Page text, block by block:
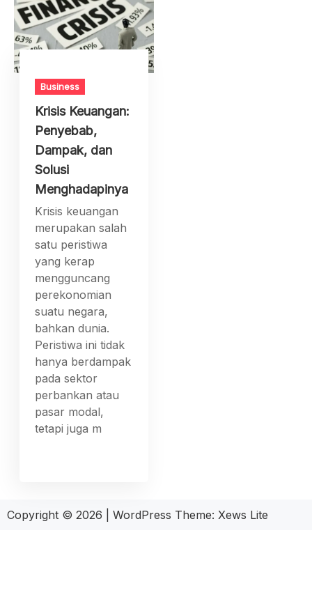
Business
Krisis Keuangan:
Penyebab,
Dampak, dan
Solusi
Menghadapinya
Krisis keuangan
merupakan salah
satu peristiwa
yang kerap
mengguncang
perekonomian
suatu negara,
bahkan dunia.
Peristiwa ini tidak
hanya berdampak
pada sektor
perbankan atau
pasar modal,
tetapi juga m
Copyright © 2026 WordPress Theme: Xews Lite